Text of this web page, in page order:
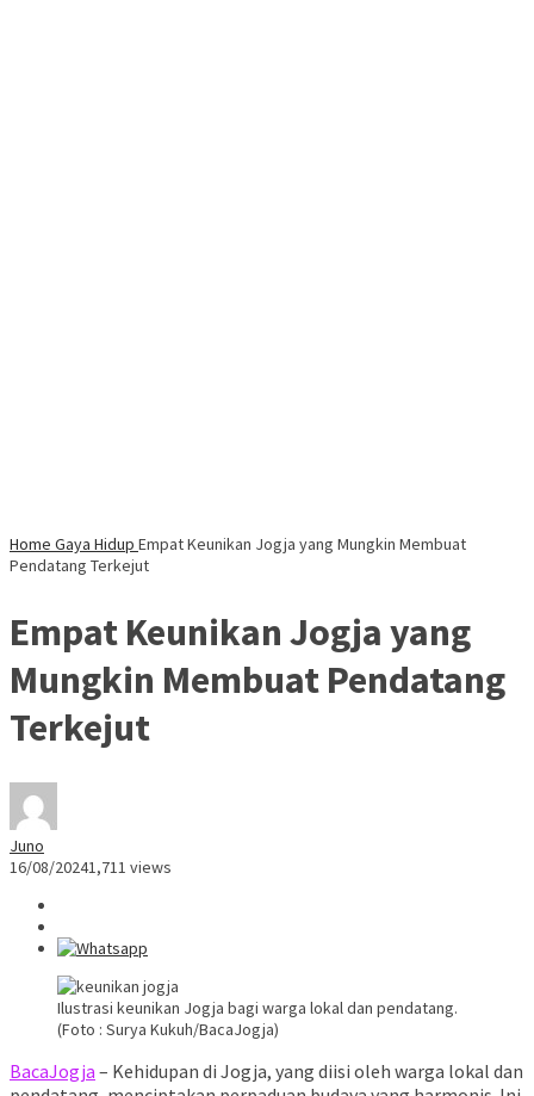
Home Gaya Hidup Empat Keunikan Jogja yang Mungkin Membuat
Pendatang Terkejut
Empat Keunikan Jogja yang
Mungkin Membuat Pendatang
Terkejut
Juno
16/08/20241,711 views
Ilustrasi keunikan Jogja bagi warga lokal dan pendatang.
(Foto : Surya Kukuh/BacaJogja)
BacaJogja – Kehidupan di Jogja, yang diisi oleh warga lokal dan